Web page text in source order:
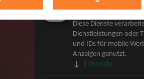
Herbert Grönemeyer
Deep Purple Tickets
Howard Carpendale Tickets
Jan Delay & Disko No.1
Marketing
Diese Dienste
Dienstleistungen oder
und IDs für mobile
Anzeigen genutzt.
↓ 3 Dienste